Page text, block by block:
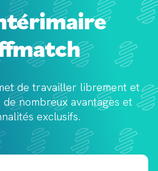
de travailler librement et
de nombreux avantages et
exclusifs.